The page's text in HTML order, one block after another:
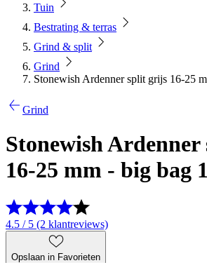
Tuin
Bestrating & terras
Grind & split
Grind
Stonewish Ardenner split grijs 16-25
Grind
Stonewish
16-25 mm - big bag
4.5 / 5 (2 klantreviews)
Opslaan in Favorieten